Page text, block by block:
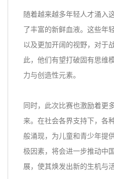
随着越来越多年轻人才涌入
了丰富的新鲜血液。这些年
以及更加开阔的视野，对于
此，他们有望打破固有思维
力与创造性元素。
同时，此次比赛也激励着更
来。在社会各界支持下，各
般涌现，为儿童和青少年提
极因素，将会进一步推动中
展，使其焕发出新的生机与活